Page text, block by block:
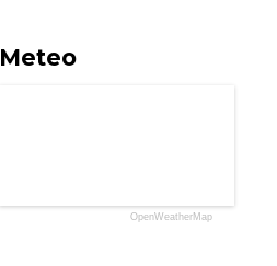
Meteo
OpenWeatherMap